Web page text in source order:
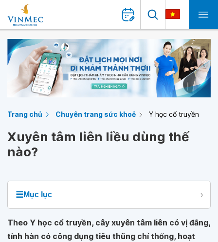
Trang chủ Chuyên trang sức khoẻ Y học cổ truyền
Xuyên tâm liên liều dùng thế
nào?
☰Mục lục
Theo Y học cổ truyền, cây xuyên tâm liên có vị đắng,
tính hàn có công dụng tiêu thũng chỉ thống, hoạt